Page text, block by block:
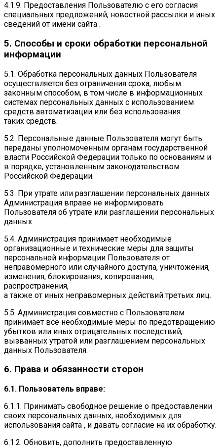
4.1.9. Предоставления Пользователю с его согласия
специальных предложений, новостной рассылки и иных
сведений от имени сайта .
5. Способы и сроки обработки персональной
информации
5.1. Обработка персональных данных Пользователя
осуществляется без ограничения срока, любым
законным способом, в том числе в информационных
системах персональных данных с использованием
средств автоматизации или без использования
таких средств.
5.2. Персональные данные Пользователя могут быть
переданы уполномоченным органам государственной
власти Российской Федерации только по основаниям и
в порядке, установленным законодательством
Российской Федерации.
5.3. При утрате или разглашении персональных данных
Администрация вправе не информировать
Пользователя об утрате или разглашении персональных
данных.
5.4. Администрация принимает необходимые
организационные и технические меры для защиты
персональной информации Пользователя от
неправомерного или случайного доступа, уничтожения,
изменения, блокирования, копирования,
распространения,
а также от иных неправомерных действий третьих лиц.
5.5. Администрация совместно с Пользователем
принимает все необходимые меры по предотвращению
убытков или иных отрицательных последствий,
вызванных утратой или разглашением персональных
данных Пользователя.
6. Права и обязанности сторон
6.1. Пользователь вправе:
6.1.1. Принимать свободное решение о предоставлении
своих персональных данных, необходимых для
использования сайта , и давать согласие на их обработку.
6.1.2. Обновить, дополнить предоставленную